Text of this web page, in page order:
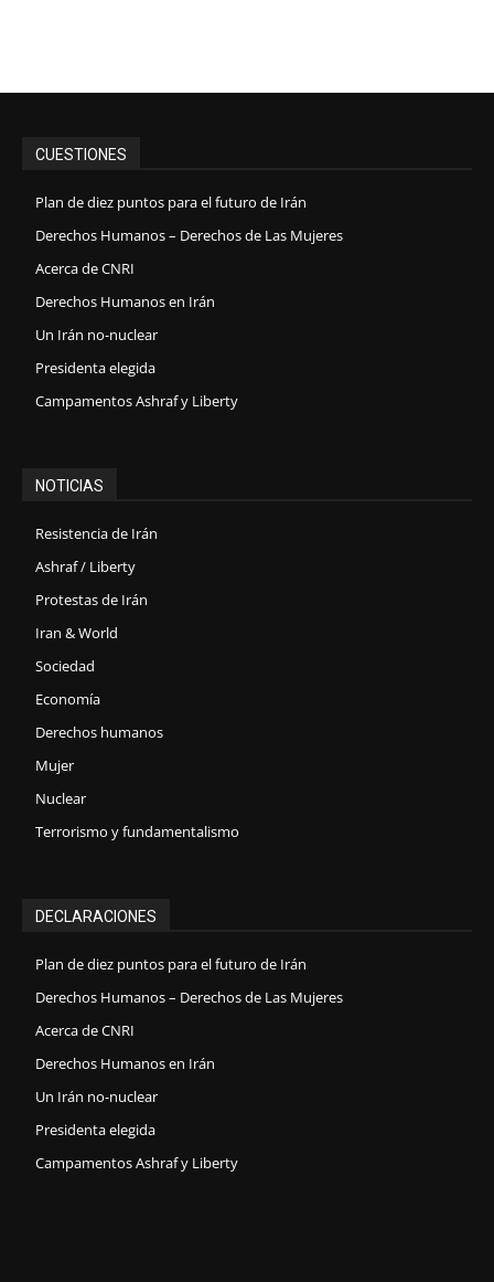
CUESTIONES
Plan de diez puntos para el futuro de Irán
Derechos Humanos – Derechos de Las Mujeres
Acerca de CNRI
Derechos Humanos en Irán
Un Irán no-nuclear
Presidenta elegida
Campamentos Ashraf y Liberty
NOTICIAS
Resistencia de Irán
Ashraf / Liberty
Protestas de Irán
Iran & World
Sociedad
Economía
Derechos humanos
Mujer
Nuclear
Terrorismo y fundamentalismo
DECLARACIONES
Plan de diez puntos para el futuro de Irán
Derechos Humanos – Derechos de Las Mujeres
Acerca de CNRI
Derechos Humanos en Irán
Un Irán no-nuclear
Presidenta elegida
Campamentos Ashraf y Liberty